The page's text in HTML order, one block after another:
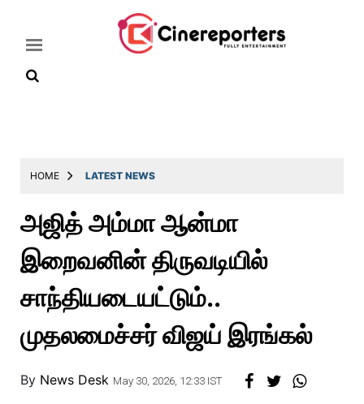
Latest
Throwback
Television
Reviews
Photos
Story
HOME LATEST NEWS
அஜித் அம்மா ஆன்மா
இறைவனின் திருவடியில்
சாந்தியடையட்டும்..
முதலமைச்சர் விஜய் இரங்கல்
By News Desk May 30, 2026, 12:33 IST